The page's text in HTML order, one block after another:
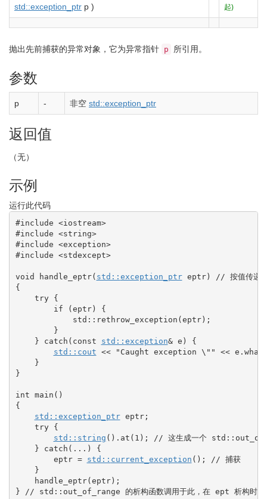
std::exception_ptr p )
起)
抛出先前捕获的异常对象，它为异常指针 p 所引用。
参数
p - 非空 std::exception_ptr
返回值
（无）
示例
运行此代码
#include <iostream>
#include <string>
#include <exception>
#include <stdexcept>
void handle_eptr( std:: exception_ptr eptr)
// 按值传递
{
try
{
if
(eptr)
{
            std
:: rethrow_exception (eptr) ;
}
}
catch ( const std:: exception& e )
{
std:: cout << "Caught exception \" " << e. what
}
}
int main ( )
{
std:: exception_ptr eptr;
try
{
std:: string ( ) . at ( 1 ) ;
// 这生成一个
}
catch ( ... )
{
        eptr
= std:: current_exception ( ) ;
// 捕获
}
    handle_eptr
(eptr) ;
}
// std::out_of_range 的析构函数调用于此，在 ept 析构时